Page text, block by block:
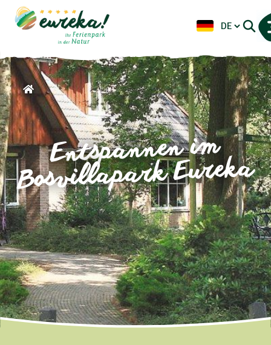
Entspannen im
Bosvillapark Eureka